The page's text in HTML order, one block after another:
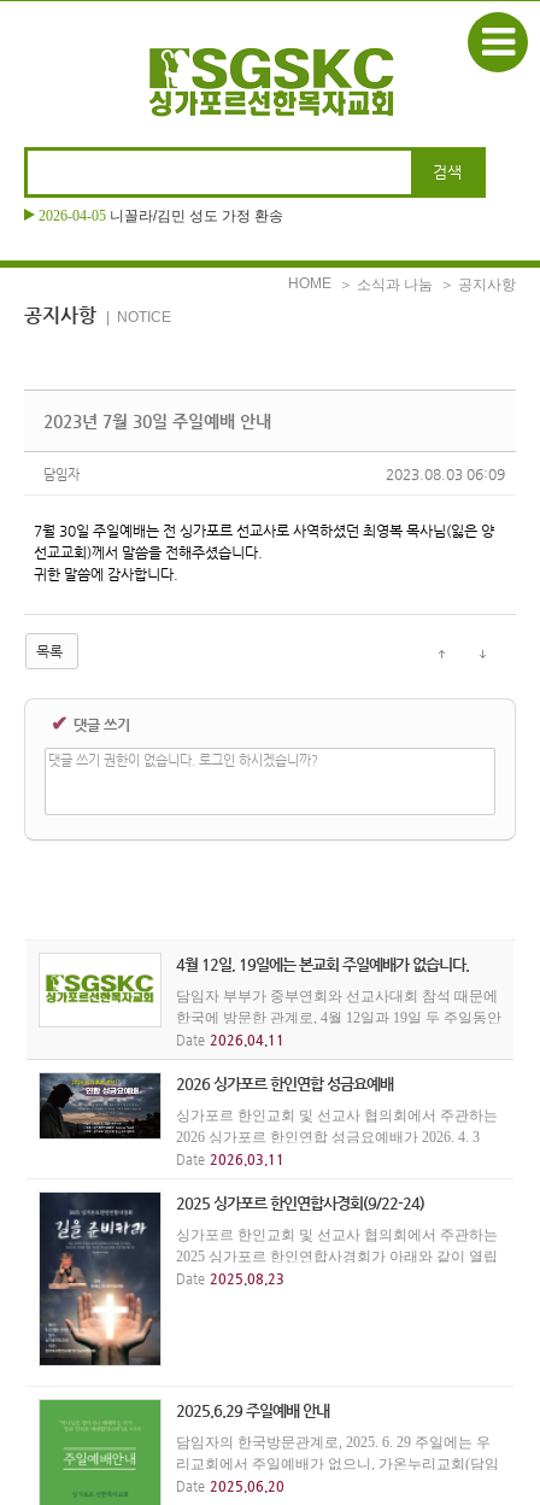
2026-04-05 니꼴라/김민 성도 가정 환송
HOME ＞ 소식과 나눔 ＞ 공지사항
공지사항 | NOTICE
2023.08.03 06:09
2023년 7월 30일 주일예배 안내
담임자
7월 30일 주일예배는 전 싱가포르 선교사로 사역하셨던 최영복 목사님(잃은 양
선교교회)께서 말씀을 전해주셨습니다.
귀한 말씀에 감사합니다.
목록
✔ 댓글 쓰기
댓글 쓰기 권한이 없습니다. 로그인 하시겠습니까?
4월 12일, 19일에는 본교회 주일예배가 없습니다.
담임자 부부가 중부연회와 선교사대회 참석 때문에
한국에 방문한 관계로, 4월 12일과 19일 두 주일동안
우리 교회 주일예배가 없습니다. 본 교회성도들은
인근의 다른 한인교회 주일예배에 꼭 참석하시기를
권면합니다.
Date 2026.04.11
2026 싱가포르 한인연합 성금요예배
싱가포르 한인교회 및 선교사 협의회에서 주관하는
2026 싱가포르 한인연합 성금요예배가 2026. 4. 3
(금) 저녁 7시에 싱가폴한인교회에서 있습니다. 주
드리며, 연합으로 성찬을 나누면서 주님 안에서 한
Date 2026.03.11
2025 싱가포르 한인연합사경회(9/22-24)
싱가포르 한인교회 및 선교사 협의회에서 주관하는
2025 싱가포르 한인연합사경회가 아래와 같이 열립
니다. - 일시 : 9/22(월)-24(수) 19:30 - 장소 : 싱가폴한
Date 2025.08.23
2025.6.29 주일예배 안내
담임자의 한국방문관계로, 2025. 6. 29 주일에는 우
리교회에서 주일예배가 없으니, 가온누리교회(담임
김영우 목사) 주일예배에 참석바랍니다. 가온누리
Date 2025.06.20